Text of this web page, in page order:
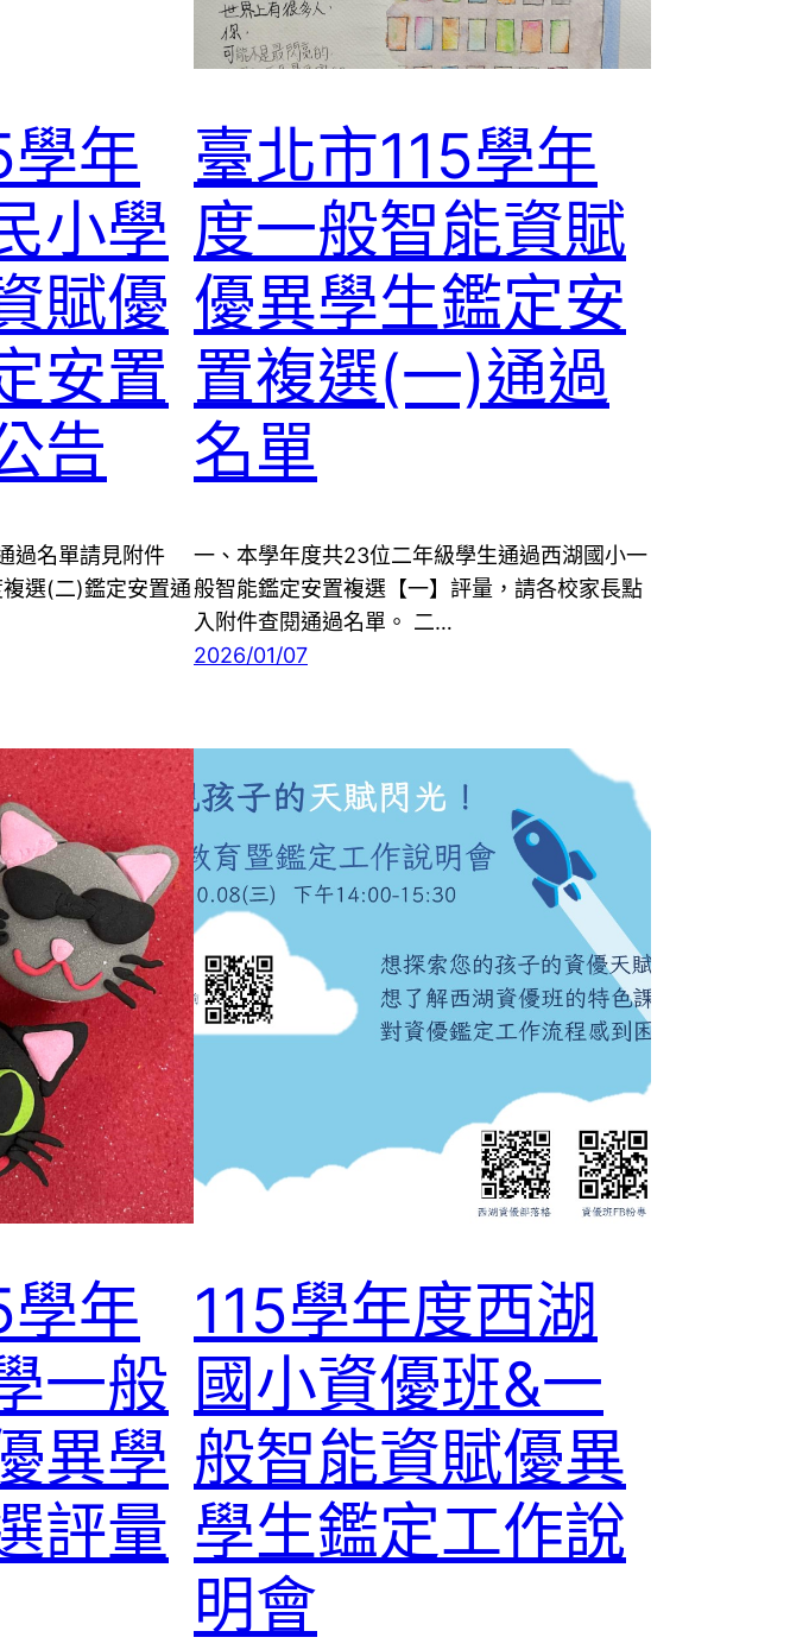
學年
小學
賦優
安置
告
過名單請見附件
選(二)鑑定安置通
臺北市115學年
度一般智能資賦
優異學生鑑定安
置複選(一)通過
名單
一、本學年度共23位二年級學生通過西湖國小一
般智能鑑定安置複選【一】評量，請各校家長點
入附件查閱通過名單。 二…
2026/01/07
學年
一般
異學
評量
115學年度西湖
國小資優班&一
般智能資賦優異
學生鑑定工作說
明會